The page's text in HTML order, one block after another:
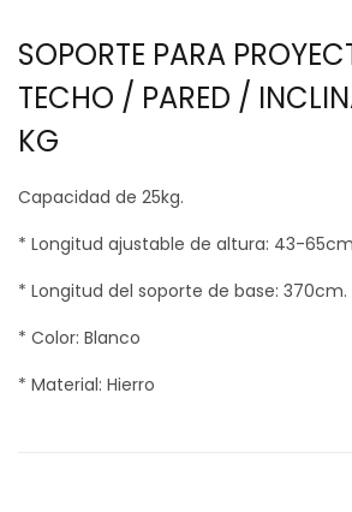
SOPORTE PARA
TECHO / PARED /
KG
Capacidad de 25kg.
* Longitud ajustable de altura: 43-
* Longitud del soporte de base: 370cm.
* Color: Blanco
* Material: Hierro